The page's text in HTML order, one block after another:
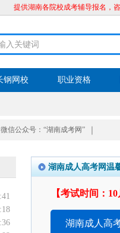
提供湖南各院校成考辅导报名，
钢网校 职业资格
微信公众号：“湖南成考网”
湖南成人高考网温
【考试时间：10
湖南成人高